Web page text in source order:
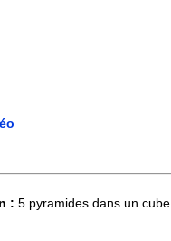
: 5 pyramides dans un cube